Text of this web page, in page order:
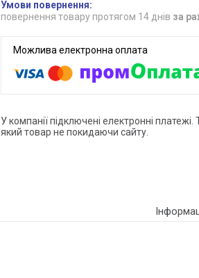
повернення товару протягом 14 днів за
У компанії підключені електронні
який товар не покидаючи сайту.